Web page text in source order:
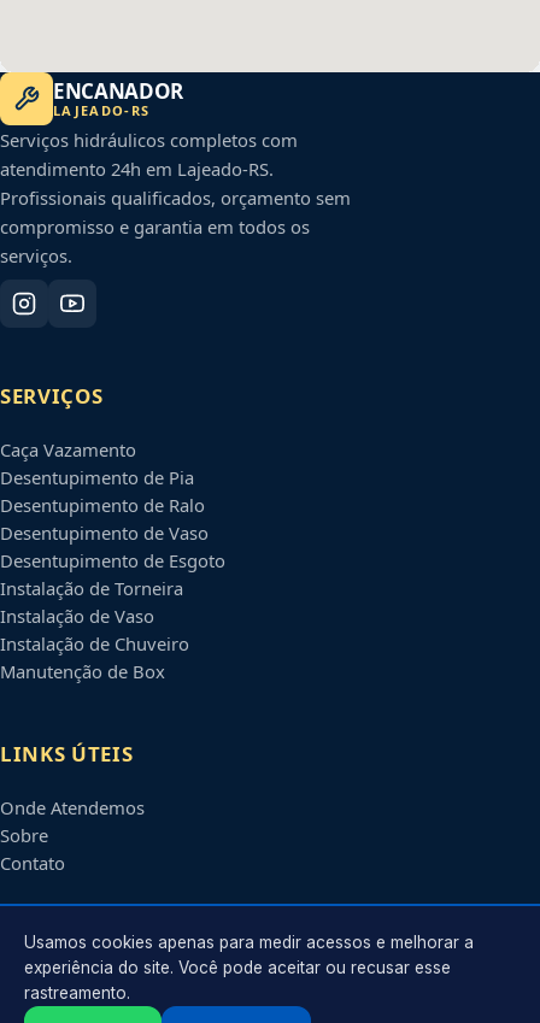
ENCANADOR
LAJEADO- RS
Serviços hidráulicos completos com
atendimento 24h em Lajeado-RS.
Profissionais qualificados, orçamento sem
compromisso e garantia em todos os
serviços.
SERVIÇOS
Caça Vazamento
Desentupimento de Pia
Desentupimento de Ralo
Desentupimento de Vaso
Desentupimento de Esgoto
Instalação de Torneira
Instalação de Vaso
Instalação de Chuveiro
Manutenção de Box
LINKS ÚTEIS
Onde Atendemos
Sobre
Contato
CONTATO
Atendimento em
Usamos cookies apenas para medir acessos e melhorar a
experiência do site. Você pode aceitar ou recusar esse
rastreamento.